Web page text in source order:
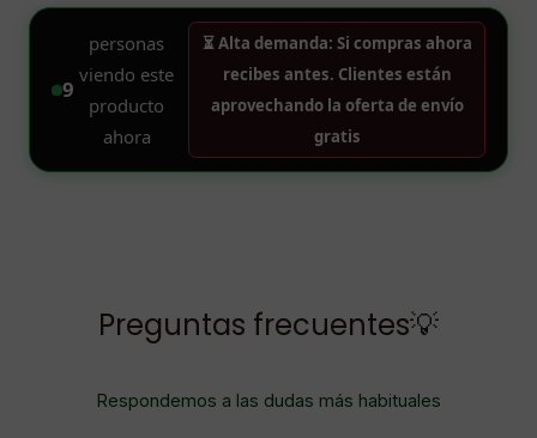
Preguntas frecuentes💡
Respondemos a las dudas más habituales